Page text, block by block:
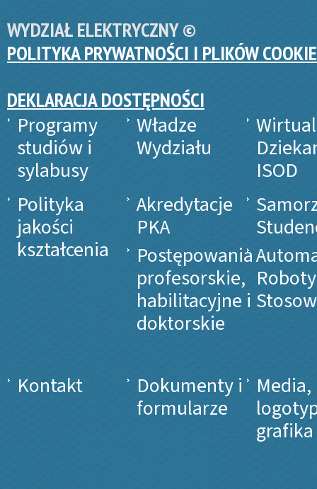
WYDZIAŁ ELEKTRYCZNY ©
POLITYKA PRYWATNOŚCI I PLIKÓW
DEKLARACJA DOSTĘPNOŚCI
Programy
studiów i
sylabusy
Władze
Wydziału
ISOD
Polityka
jakości
kształcenia
Akredytacje
PKA
Postępowania
profesorskie,
habilitacyjne i
doktorskie
Kontakt
Dokumenty i
formularze
Media,
grafika